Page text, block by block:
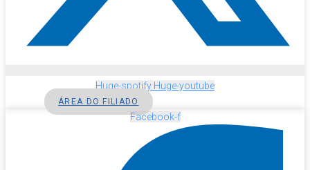
Huge-spotify Huge-youtube
ÁREA DO FILIADO
Facebook-f